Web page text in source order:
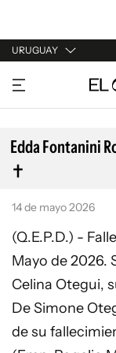
URUGUAY
URUGUAY
ARGENTINA
ESPAÑA
ESTADOS UNIDOS
Edda Fontanini
14 de mayo 2026
(Q.E.P.D.) -
Mayo de 2026.
Celina Otegui,
De Simone
de su